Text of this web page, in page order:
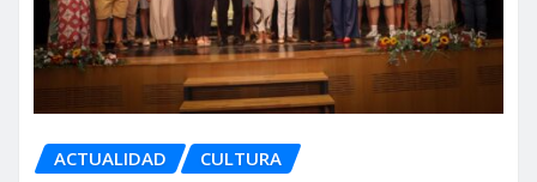
ACTUALIDAD CULTURA